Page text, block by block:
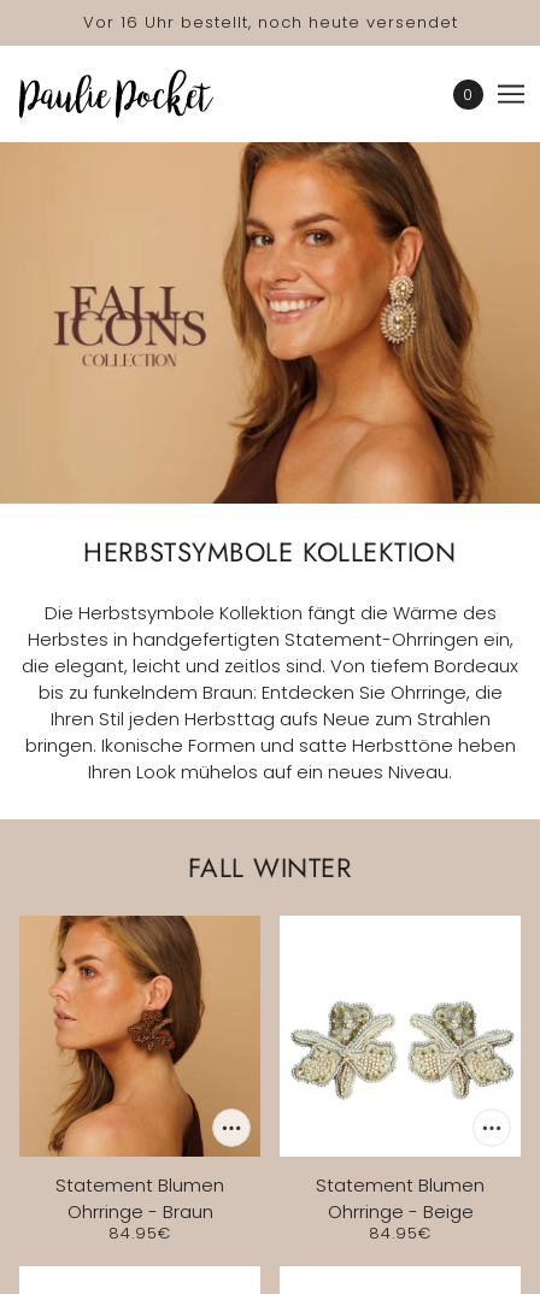
Vor 16 Uhr bestellt, noch heute versendet
0
HERBSTSYMBOLE KOLLEKTION
Die Herbstsymbole Kollektion fängt die Wärme des
Herbstes in handgefertigten Statement-Ohrringen ein,
die elegant, leicht und zeitlos sind. Von tiefem Bordeaux
bis zu funkelndem Braun: Entdecken Sie Ohrringe, die
Ihren Stil jeden Herbsttag aufs Neue zum Strahlen
bringen. Ikonische Formen und satte Herbsttöne heben
Ihren Look mühelos auf ein neues Niveau.
FALL WINTER
Statement Blumen
Ohrringe - Braun
84.95€
Statement Blumen
Ohrringe - Beige
84.95€